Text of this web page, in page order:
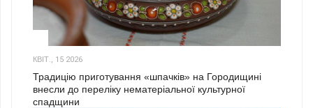
КВІТ., 15 2026
Традицію приготування «шпачків» на Городищині
внесли до переліку нематеріальної культурної
спадщини